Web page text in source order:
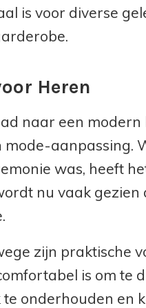
is voor diverse
Heren
naar een modern
aanpassing.
was, heeft
nu vaak gezien
zijn praktische
is om te
onderhouden en